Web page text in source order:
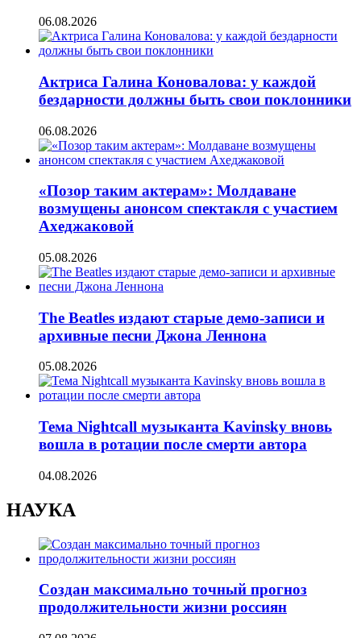
06.08.2026
Актриса Галина Коновалова: у каждой
бездарности должны быть свои поклонники
06.08.2026
«Позор таким актерам»: Молдаване
возмущены анонсом спектакля с участием
Ахеджаковой
05.08.2026
The Beatles издают старые демо-записи и
архивные песни Джона Леннона
05.08.2026
Тема Nightcall музыканта Kavinsky вновь
вошла в ротации после смерти автора
04.08.2026
НАУКА
Создан максимально точный прогноз
продолжительности жизни россиян